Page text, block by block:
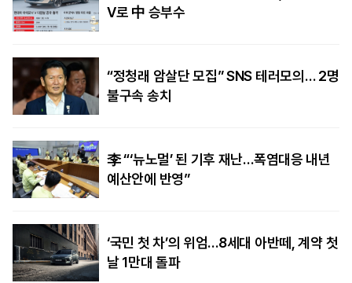
V로 中 승부수
“정청래 암살단 모집” SNS 테러모의… 2명
불구속 송치
李 “‘뉴노멀’ 된 기후 재난…폭염대응 내년
예산안에 반영”
‘국민 첫 차’의 위엄…8세대 아반떼, 계약 첫
날 1만대 돌파